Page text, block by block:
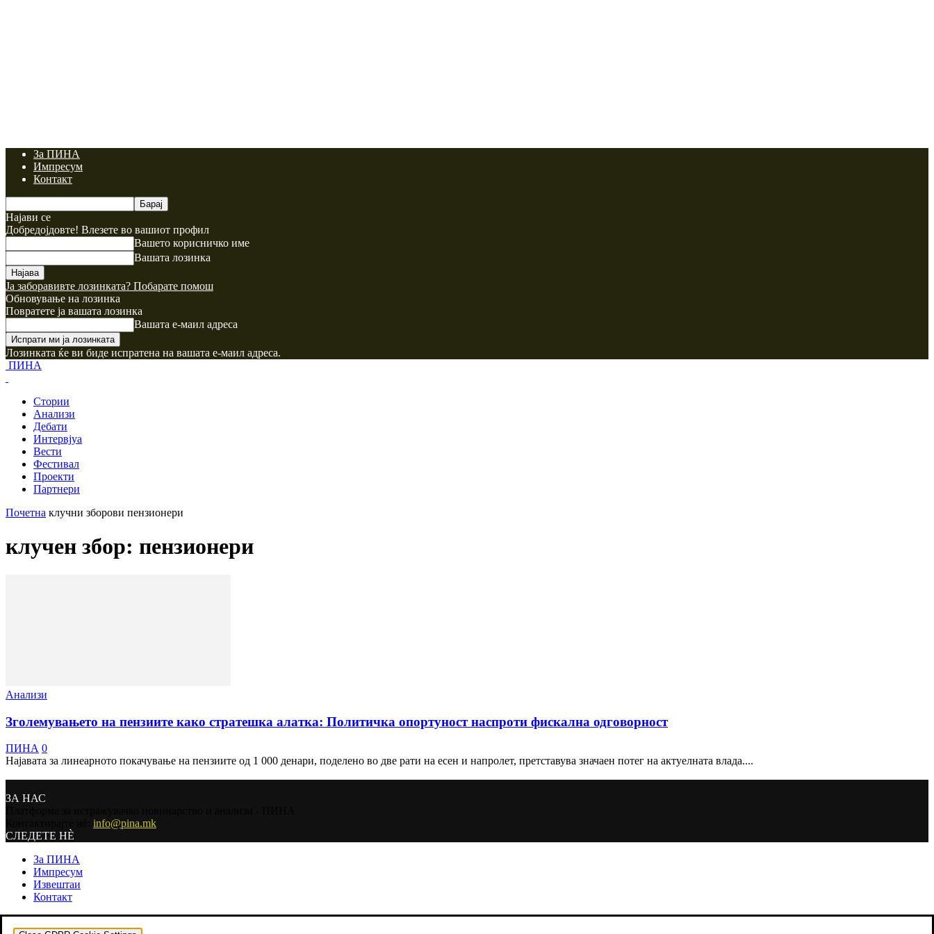
За ПИНА
Импресум
Контакт
Најави се
Добредојдовте! Влезете во вашиот профил
Вашето корисничко име
Вашата лозинка
Ја заборавивте лозинката? Побарате помош
Обновување на лозинка
Повратете ја вашата лозинка
Вашата е-маил адреса
Лозинката ќе ви биде испратена на вашата е-маил адреса.
ПИНА
Стории
Анализи
Дебати
Интервјуа
Вести
Фестивал
Проекти
Партнери
Почетна клучни зборови пензионери
клучен збор: пензионери
Анализи
Зголемувањето на пензиите како стратешка алатка: Политичка опортуност наспроти фискална одговорност
ПИНА 0
Најавата за линеарното покачување на пензиите од 1 000 денари, поделено во две рати на есен и напролет, претставува значаен потег на актуелната влада....
ЗА НАС
info@pina.mk
СЛЕДЕТЕ НЀ
За ПИНА
Импресум
Извештаи
Контакт